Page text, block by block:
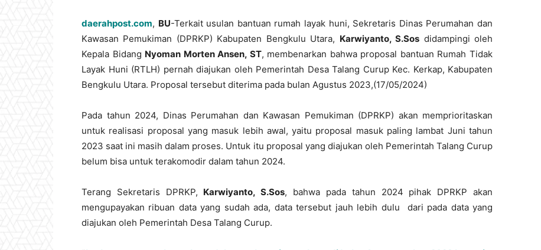
daerahpost.com, BU-Terkait usulan bantuan rumah layak huni, Sekretaris Dinas Perumahan dan
Kawasan Pemukiman (DPRKP) Kabupaten Bengkulu Utara, Karwiyanto, S.Sos didampingi oleh
Kepala Bidang Nyoman Morten Ansen, ST, membenarkan bahwa proposal bantuan Rumah Tidak
Layak Huni (RTLH) pernah diajukan oleh Pemerintah Desa Talang Curup Kec. Kerkap, Kabupaten
Bengkulu Utara. Proposal tersebut diterima pada bulan Agustus 2023,(17/05/2024)
Pada tahun 2024, Dinas Perumahan dan Kawasan Pemukiman (DPRKP) akan memprioritaskan
untuk realisasi proposal yang masuk lebih awal, yaitu proposal masuk paling lambat Juni tahun
2023 saat ini masih dalam proses. Untuk itu proposal yang diajukan oleh Pemerintah Talang Curup
belum bisa untuk terakomodir dalam tahun 2024.
Terang Sekretaris DPRKP, Karwiyanto, S.Sos, bahwa pada tahun 2024 pihak DPRKP akan
mengupayakan ribuan data yang sudah ada, data tersebut jauh lebih dulu dari pada data yang
diajukan oleh Pemerintah Desa Talang Curup.